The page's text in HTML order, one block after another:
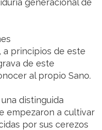
a principios de este
de este
al propio Sano.
distinguida
empezaron a cultivar
por sus cerezos